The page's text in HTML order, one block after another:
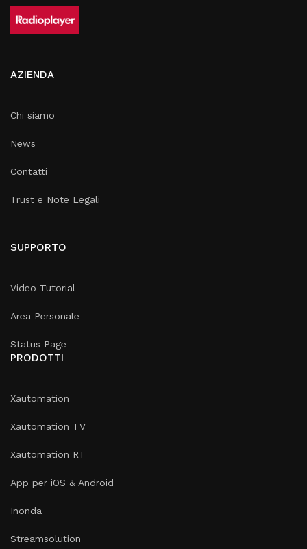
AZIENDA
Chi siamo
News
Contatti
Trust e Note Legali
SUPPORTO
Video Tutorial
Area Personale
Status Page
PRODOTTI
Xautomation
Xautomation TV
Xautomation RT
App per iOS & Android
Inonda
Streamsolution